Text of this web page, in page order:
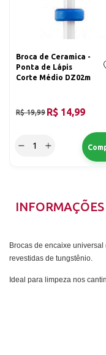
Broca de Ceramica -
Ponta de Lápis
Corte Médio DZ02m
R$ 19,99 R$ 14,99
INFORMAÇÕES
Brocas de encaixe
revestidas de tungstênio.
Ideal para limpeza nos